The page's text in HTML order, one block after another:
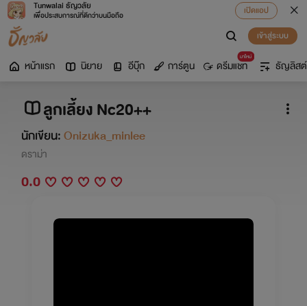
Tunwalai ธัญวลัย
เพื่อประสบการณ์ที่ดีกว่าบนมือถือ
เปิดแอป
เข้าสู่ระบบ
หน้าแรก นิยาย อีบุ๊ก การ์ตูน
มาใหม่
ดรีมแชท ธัญลิสต์
ลูกเลี้ยง Nc20++
นักเขียน:Onizuka_minlee
ดราม่า
0.0